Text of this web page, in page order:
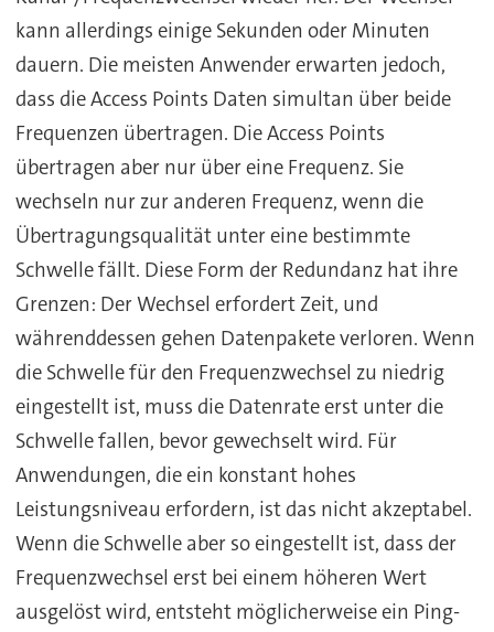
kann allerdings einige Sekunden oder Minuten
dauern. Die meisten Anwender erwarten jedoch,
dass die Access Points Daten simultan über beide
Frequenzen übertragen. Die Access Points
übertragen aber nur über eine Frequenz. Sie
wechseln nur zur anderen Frequenz, wenn die
Übertragungsqualität unter eine bestimmte
Schwelle fällt. Diese Form der Redundanz hat ihre
Grenzen: Der Wechsel erfordert Zeit, und
währenddessen gehen Datenpakete verloren. Wenn
die Schwelle für den Frequenzwechsel zu niedrig
eingestellt ist, muss die Datenrate erst unter die
Schwelle fallen, bevor gewechselt wird. Für
Anwendungen, die ein konstant hohes
Leistungsniveau erfordern, ist das nicht akzeptabel.
Wenn die Schwelle aber so eingestellt ist, dass der
Frequenzwechsel erst bei einem höheren Wert
ausgelöst wird, entsteht möglicherweise ein Ping-